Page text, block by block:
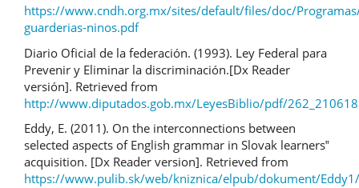
https://www.cndh.org.mx/sites/default/files/doc/
guarderias-ninos.pdf
Diario Oficial de la federación. (1993). Ley Federal para
Prevenir y Eliminar la discriminación.[Dx Reader
versión]. Retrieved from
http://www.diputados.gob.mx/LeyesBiblio/pdf/
Eddy, E. (2011). On the interconnections between
selected aspects of English grammar in Slovak learners‟
acquisition. [Dx Reader version]. Retrieved from
https://www.pulib.sk/web/kniznica/elpub/dokument/